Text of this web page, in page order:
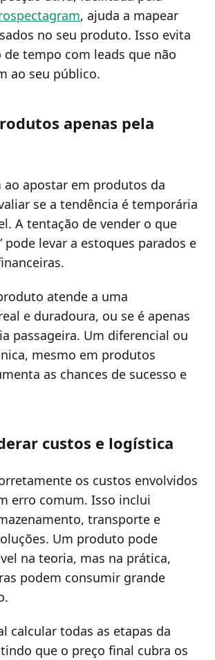
, ajuda a mapear
no seu produto. Isso evita
de tempo com leads que não
ao seu público.
apenas pela
apostar em produtos da
se a tendência é temporária
A tentação de vender o que
pode levar a estoques parados e
atende a uma
e duradoura, ou se é apenas
passageira. Um diferencial ou
mesmo em produtos
as chances de sucesso e
custos e logística
os custos envolvidos
erro comum. Isso inclui
transporte e
Um produto pode
na teoria, mas na prática,
podem consumir grande
calcular todas as etapas da
que o preço final cubra os